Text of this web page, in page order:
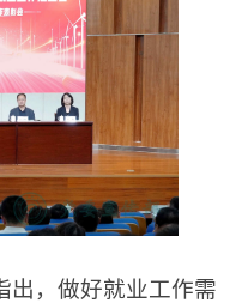
出，做好就业工作需